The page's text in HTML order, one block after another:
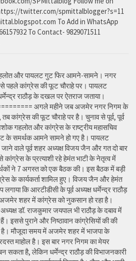
twitter.com/spmittalblogger?s=11
To Add in WhatsApp
To Contact- 9829071511
और पायलट गुट फिर आमने-सामने। नगर
पहले कांग्रेस की फूट चौराहे पर। पायलट
राठौड़ के दखल पर ऐतराज जताया।
अगले महीने जब अजमेर नगर निगम के
तब कांग्रेस की फूट चौराहे पर है। चुनाव से पूर्व, पूर्व
गहलोत और कांग्रेस के राष्ट्रीय महासचिव
के समर्थक आमने सामने हो गए है। पायलट
वाले पूर्व शहर अध्यक्ष विजय जैन और गत दो बार
से कांग्रेस के प्रत्याशी रहे हेमंत भाटी के नेतृत्व में
ने 7 अगस्त को एक बैठक की। इस बैठक में बड़ी
के कार्यकर्ता शामिल हुए। विजय जैन और हेमंत
लगाया कि आरटीडीसी के पूर्व अध्यक्ष धर्मेन्द्र राठौड़
शहर में कांग्रेस को नुकसान हो रहा है।
डॉ. राजकुमार जयपाल भी राठौड़ के दबाव में
इससे पुराने और निष्ठावान कांग्रेसियों की की
है। मौजूदा समय में अजमेर शहर में भाजपा के
माहोल है। इस बार नगर निगम का मेयर
सकता है, लेकिन धर्मेन्द्र राठौड़ की विभाजनकारी